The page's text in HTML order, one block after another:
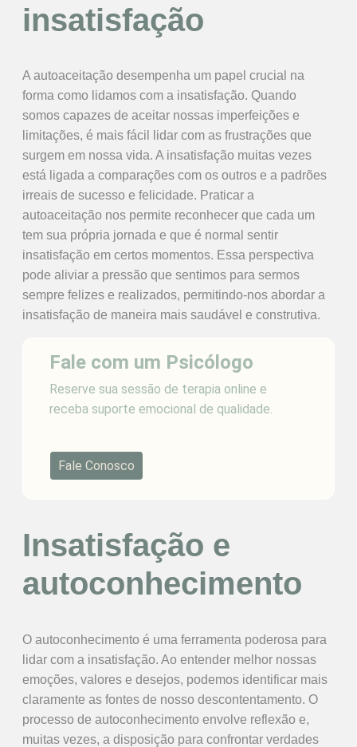
insatisfação
A autoaceitação desempenha um papel crucial na
forma como lidamos com a insatisfação. Quando
somos capazes de aceitar nossas imperfeições e
limitações, é mais fácil lidar com as frustrações que
surgem em nossa vida. A insatisfação muitas vezes
está ligada a comparações com os outros e a padrões
irreais de sucesso e felicidade. Praticar a
autoaceitação nos permite reconhecer que cada um
tem sua própria jornada e que é normal sentir
insatisfação em certos momentos. Essa perspectiva
pode aliviar a pressão que sentimos para sermos
sempre felizes e realizados, permitindo-nos abordar a
insatisfação de maneira mais saudável e construtiva.
Fale com um Psicólogo
Reserve sua sessão de terapia online e
receba suporte emocional de qualidade.
Fale Conosco
Insatisfação e
autoconhecimento
O autoconhecimento é uma ferramenta poderosa para
lidar com a insatisfação. Ao entender melhor nossas
emoções, valores e desejos, podemos identificar mais
claramente as fontes de nosso descontentamento. O
processo de autoconhecimento envolve reflexão e,
muitas vezes, a disposição para confrontar verdades